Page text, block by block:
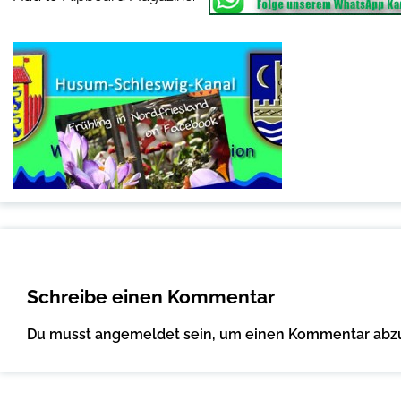
Schreibe einen Kommentar
Du musst angemeldet sein, um einen Kommentar